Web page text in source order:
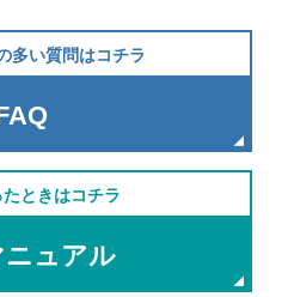
多い質問はコチラ
ときはコチラ
ニュアル